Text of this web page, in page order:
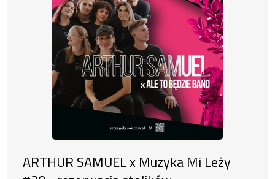
Zakup biletu na warsztat jest równoznaczny z
akceptacją regulaminu imprezy.
ulotną niczym zmienne światło lub pory roku.
Inspiracją do jego obrazów bywają momenty
ulotnego piękna: błysk światła na fasadzie,
migotliwa tafla wody, kłębiące się niebo, a nie
pojedynczy obiekt. Artysta regularnie prowadzi
warsztaty i pokazy malarskie z akwareli w Polsce i
za granicą. Jego prace znajdują się w kolekcjach
prywatnych i publicznych w Europie, Chinach i
Stanach Zjednoczonych.
ARTHUR SAMUEL x Muzyka Mi Leży